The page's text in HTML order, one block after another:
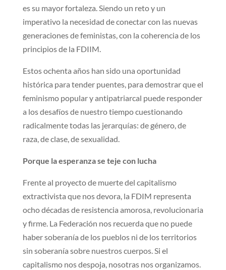
es su mayor fortaleza. Siendo un reto y un
imperativo la necesidad de conectar con las nuevas
generaciones de feministas, con la coherencia de los
principios de la FDIIM.
Estos ochenta años han sido una oportunidad
histórica para tender puentes, para demostrar que el
feminismo popular y antipatriarcal puede responder
a los desafíos de nuestro tiempo cuestionando
radicalmente todas las jerarquías: de género, de
raza, de clase, de sexualidad.
Porque la esperanza se teje con lucha
Frente al proyecto de muerte del capitalismo
extractivista que nos devora, la FDIM representa
ocho décadas de resistencia amorosa, revolucionaria
y firme. La Federación nos recuerda que no puede
haber soberanía de los pueblos ni de los territorios
sin soberanía sobre nuestros cuerpos. Si el
capitalismo nos despoja, nosotras nos organizamos.